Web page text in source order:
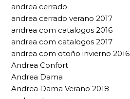
andrea cerrado
andrea cerrado verano 2017
andrea com catalogos 2016
andrea com catalogos 2017
andrea com otoño invierno 2016
Andrea Confort
Andrea Dama
Andrea Dama Verano 2018